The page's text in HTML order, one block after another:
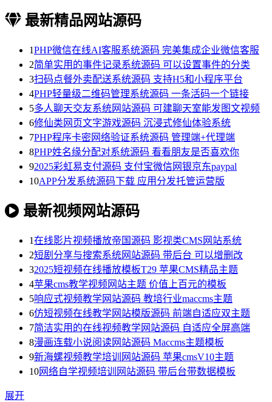
最新精品网站源码
1PHP微信在线AI客服系统源码 完美集成企业微信客服
2简单实用的事件记录系统源码 可以设置事件的分类
3扫码点餐外卖配送系统源码 支持H5和小程序平台
4PHP轻量级二维码管理系统源码 一条活码一个链接
5多人聊天交友系统网站源码 可建聊天室能发图文视频
6修仙类网页文字游戏源码 沉浸式修仙体验系统
7PHP程序卡密网络验证系统源码 管理端+代理端
8PHP姓名缘分配对系统源码 看看朋友是否喜欢你
92025彩虹易支付源码 支付宝微信网银京东paypal
10APP分发系统源码下载 应用分发托管运营版
最新视频网站源码
1在线影片视频播放帝国源码 影视类CMS网站系统
2短剧分享与搜索系统网站源码 带后台 可以增删改
32025短视频在线播放模板T29 苹果CMS精品主题
4苹果cms教学视频网站主题 价值上百元的模板
5响应式视频教学网站源码 教培行业maccms主题
6仿短视频在线教学网站模版源码 前端自适应双主题
7简洁实用的在线视频教学网站源码 自适应全屏高端
8漫画连载小说阅读网站源码 Maccms主题模板
9新海螺视频教学培训网站源码 苹果cmsV10主题
10网络自学视频培训网站源码 带后台带数据模板
展开